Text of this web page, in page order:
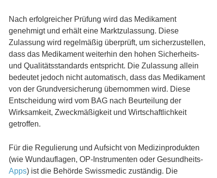
Nach erfolgreicher Prüfung wird das Medikament
genehmigt und erhält eine Marktzulassung. Diese
Zulassung wird regelmäßig überprüft, um sicherzustellen,
dass das Medikament weiterhin den hohen Sicherheits-
und Qualitätsstandards entspricht. Die Zulassung allein
bedeutet jedoch nicht automatisch, dass das Medikament
von der Grundversicherung übernommen wird. Diese
Entscheidung wird vom BAG nach Beurteilung der
Wirksamkeit, Zweckmäßigkeit und Wirtschaftlichkeit
getroffen.
Für die Regulierung und Aufsicht von Medizinprodukten
(wie Wundauflagen, OP-Instrumenten oder Gesundheits-
Apps) ist die Behörde Swissmedic zuständig. Die